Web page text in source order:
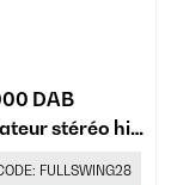
DAB
stéréo hi-
FULLSWING28